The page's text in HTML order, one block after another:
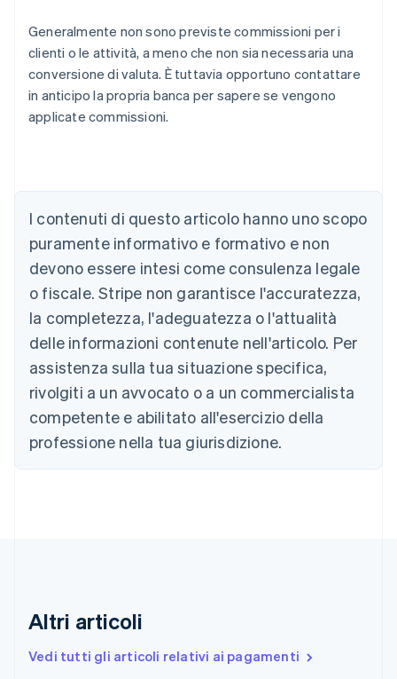
Generalmente non sono previste commissioni per i
clienti o le attività, a meno che non sia necessaria una
conversione di valuta. È tuttavia opportuno contattare
in anticipo la propria banca per sapere se vengono
applicate commissioni.
I contenuti di questo articolo hanno uno scopo
puramente informativo e formativo e non
devono essere intesi come consulenza legale
o fiscale. Stripe non garantisce l'accuratezza,
la completezza, l'adeguatezza o l'attualità
delle informazioni contenute nell'articolo. Per
assistenza sulla tua situazione specifica,
rivolgiti a un avvocato o a un commercialista
competente e abilitato all'esercizio della
professione nella tua giurisdizione.
Altri articoli
Vedi tutti gli articoli relativi ai pagamenti
Austria
Belgio
Nederlands FrançaisDeutschEnglish
Brasile
Português English
Bulgaria
English
Canada
EnglishFrançais
Cina continentale
简体中文
Cipro
English
Croazia
Danimarca
Francia
Germania